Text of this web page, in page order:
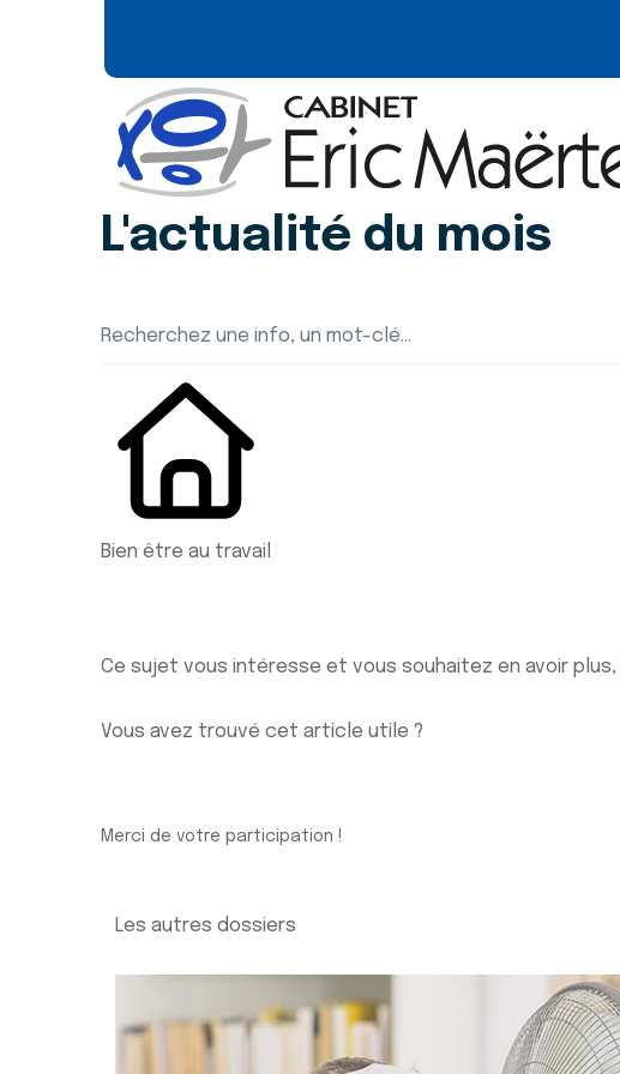
L'actualité du mois
Bien être au travail
Ce sujet vous intéresse et vous souhaitez en avoir plus,
Vous avez trouvé cet article utile ?
Merci de votre participation !
Les autres dossiers